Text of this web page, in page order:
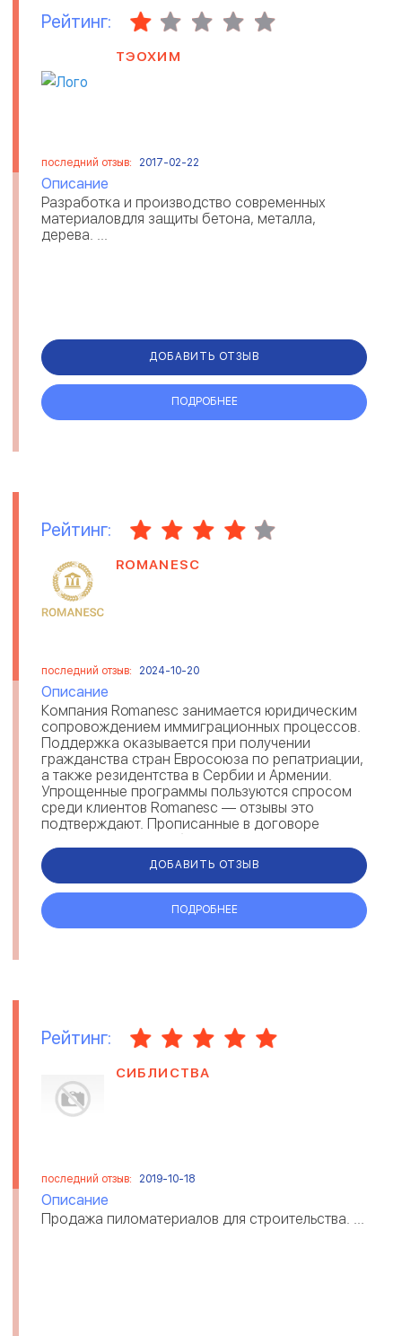
Рейтинг:
ТЭОХИМ
последний отзыв: 2017-02-22
Описание
Разработка и производство современных
материаловдля защиты бетона, металла,
дерева. ...
ДОБАВИТЬ ОТЗЫВ
ПОДРОБНЕЕ
Рейтинг:
ROMANESC
последний отзыв: 2024-10-20
Описание
Компания Romanesc занимается юридическим
сопровождением иммиграционных процессов.
Поддержка оказывается при получении
гражданства стран Евросоюза по репатриации,
а также резидентства в Сербии и Армении.
Упрощенные программы пользуются спросом
среди клиентов Romanesc — отзывы это
подтверждают. Прописанные в договоре
гарантии, говорят об ответственности и
надежности ...
ДОБАВИТЬ ОТЗЫВ
ПОДРОБНЕЕ
Рейтинг:
СИБЛИСТВА
последний отзыв: 2019-10-18
Описание
Продажа пиломатериалов для строительства. ...